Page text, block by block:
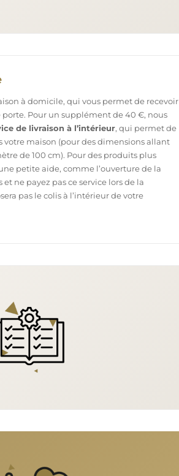
à domicile, qui vous permet de recevoir
Pour un supplément de 40 €, nous
de livraison à l’intérieur, qui permet de
votre maison (pour des dimensions allant
de 100 cm). Pour des produits plus
petite aide, comme l’ouverture de la
et ne payez pas ce service lors de la
pas le colis à l’intérieur de votre